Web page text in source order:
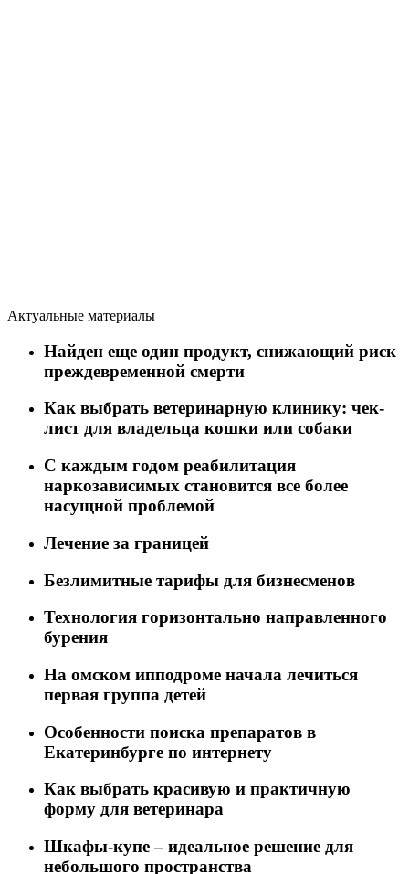
Актуальные материалы
Найден еще один продукт, снижающий риск
преждевременной смерти
Как выбрать ветеринарную клинику: чек-
лист для владельца кошки или собаки
C каждым годом реабилитация
наркозависимых становится все более
насущной проблемой
Лечение за границей
Безлимитные тарифы для бизнесменов
Технология горизонтально направленного
бурения
На омском ипподроме начала лечиться
первая группа детей
Особенности поиска препаратов в
Екатеринбурге по интернету
Как выбрать красивую и практичную
форму для ветеринара
Шкафы-купе – идеальное решение для
небольшого пространства